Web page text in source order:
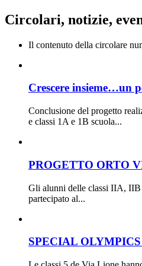
Circolari, notizie,
Il contenuto della circolare
Crescere insieme…un
Conclusione del progetto
e classi 1A e 1B scuola...
PROGETTO ORTO
Gli alunni delle classi IIA,
partecipato al...
SPECIAL